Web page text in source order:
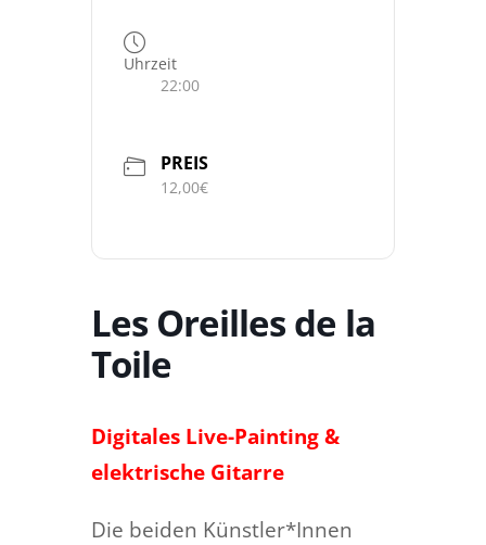
Uhrzeit
22:00
PREIS
12,00€
Les Oreilles de la
Toile
Digitales Live-Painting &
elektrische Gitarre
Die beiden Künstler*Innen